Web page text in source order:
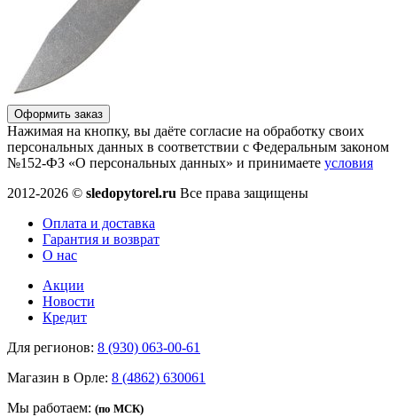
Оформить заказ
Нажимая на кнопку, вы даёте согласие на обработку своих
персональных данных в соответствии с Федеральным законом
№152-ФЗ «О персональных данных» и принимаете условия
2012-2026 © sledopytorel.ru Все права защищены
Оплата и доставка
Гарантия и возврат
О нас
Акции
Новости
Кредит
Для регионов: 8 (930) 063-00-61
Магазин в Орле: 8 (4862) 630061
Мы работаем: (по МСК)